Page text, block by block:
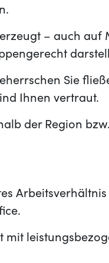
– auch auf
Sie
Ihnen vertraut.
der Region
mit